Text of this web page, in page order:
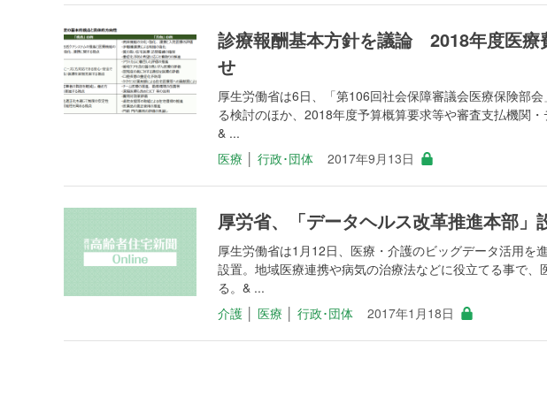
診療報酬基本方針を議論 2018年度医療
せ
厚生労働省は6日、「第106回社会保障審議会医療保険部
る検討のほか、2018年度予算概算要求等や審査支払機関
& ...
医療
行政･団体 2017年9月13日
厚労省、「データヘルス改革推進本部」
厚生労働省は1月12日、医療・介護のビッグデータ活用を
設置。地域医療連携や病気の治療法などに役立てる事で
る。& ...
介護
医療 行政･団体 2017年1月18日